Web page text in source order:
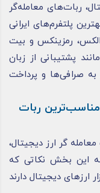
ربات‌های معامله‌گر
پلتفرم‌های ایرانی
رمزینکس و بیت
پشتیبانی از زبان
صرافی‌ها و پرداخت
ربات
گر ارز دیجیتال،
این بخش نکاتی که
دیجیتال دارند